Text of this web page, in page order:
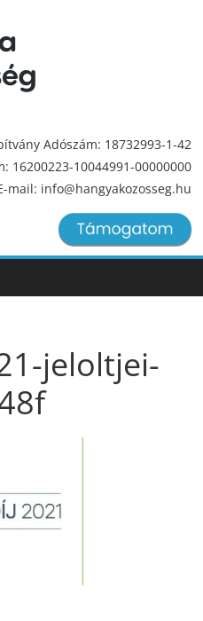
Adószám: 18732993-1-42
16200223-10044991-00000000
mail: info@hangyakozosseg.hu
jeloltjei-